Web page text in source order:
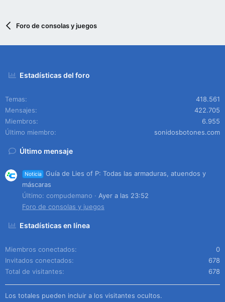
Foro de consolas y juegos
Estadísticas del foro
Temas
418.561
Mensajes
422.705
Miembros
6.955
Último miembro
sonidosbotones.com
Último mensaje
Noticia
Guía de Lies of P: Todas las armaduras, atuendos y
máscaras
Último: compudemano
Ayer a las 23:52
Foro de consolas y juegos
Estadísticas en línea
Miembros conectados
0
Invitados conectados
678
Total de visitantes
678
Los totales pueden incluir a los visitantes ocultos.